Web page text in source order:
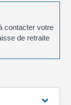
contacter votre
de retraite